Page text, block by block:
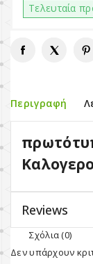
Τελευταία
Περιγραφή
Reviews
Σχόλια (0)
Δεν υπάρχουν